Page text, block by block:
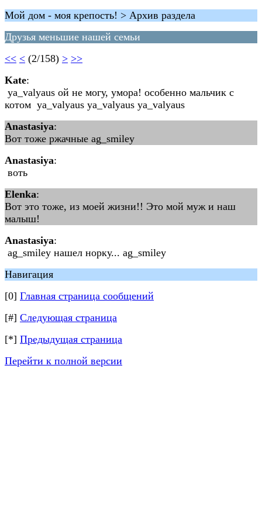
Мой дом - моя крепость! > Архив раздела
Друзья меньшие нашей семьи
<< < (2/158) > >>
Kate:
ya_valyaus ой не могу, умора! особенно мальчик с
котом ya_valyaus ya_valyaus ya_valyaus
Anastasiya:
Вот тоже ржачные ag_smiley
Anastasiya:
воть
Elenka:
Вот это тоже, из моей жизни!! Это мой муж и наш
малыш!
Anastasiya:
ag_smiley нашел норку... ag_smiley
Навигация
[0] Главная страница сообщений
[#] Следующая страница
[*] Предыдущая страница
Перейти к полной версии